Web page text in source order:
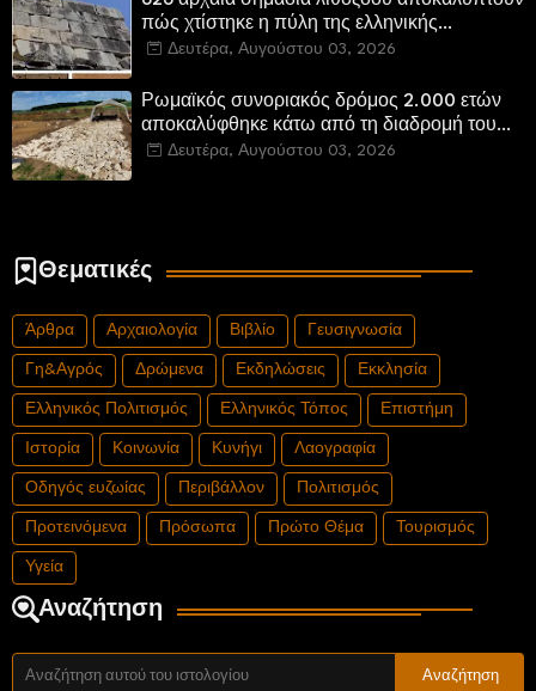
πώς χτίστηκε η πύλη της ελληνικής
Πτολεμαΐδας στη Λιβύη
Δευτέρα, Αυγούστου 03, 2026
Ρωμαϊκός συνοριακός δρόμος 2.000 ετών
αποκαλύφθηκε κάτω από τη διαδρομή του
νέου αυτοκινητόδρομου Α8 της Γερμανίας
Δευτέρα, Αυγούστου 03, 2026
Θεματικές
Άρθρα Αρχαιολογία Βιβλίο Γευσιγνωσία
Γη&Αγρός Δρώμενα Εκδηλώσεις Εκκλησία
Ελληνικός Πολιτισμός Ελληνικός Τόπος Επιστήμη
Ιστορία Κοινωνία Κυνήγι Λαογραφία
Οδηγός ευζωίας Περιβάλλον Πολιτισμός
Προτεινόμενα Πρόσωπα Πρώτο Θέμα Τουρισμός
Υγεία
Αναζήτηση